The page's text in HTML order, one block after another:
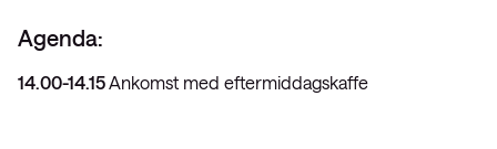
Agenda:
14.00-14.15 Ankomst med eftermiddagskaffe